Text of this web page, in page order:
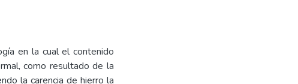
en la cual el contenido
como resultado de la
la carencia de hierro la